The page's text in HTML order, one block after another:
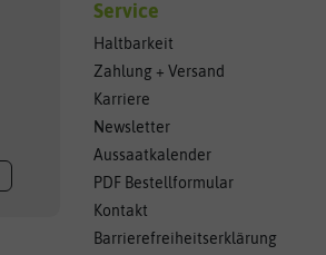
Service
Haltbarkeit
Zahlung + Versand
Karriere
Newsletter
Aussaatkalender
PDF Bestellformular
Kontakt
Barrierefreiheitserklärung